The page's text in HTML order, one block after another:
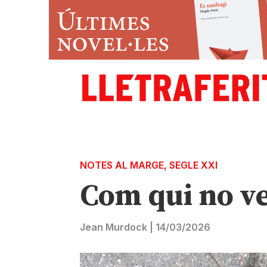
NOTES AL MARGE,SEGLE XXI
Com qui no
Jean Murdock 14/03/2026